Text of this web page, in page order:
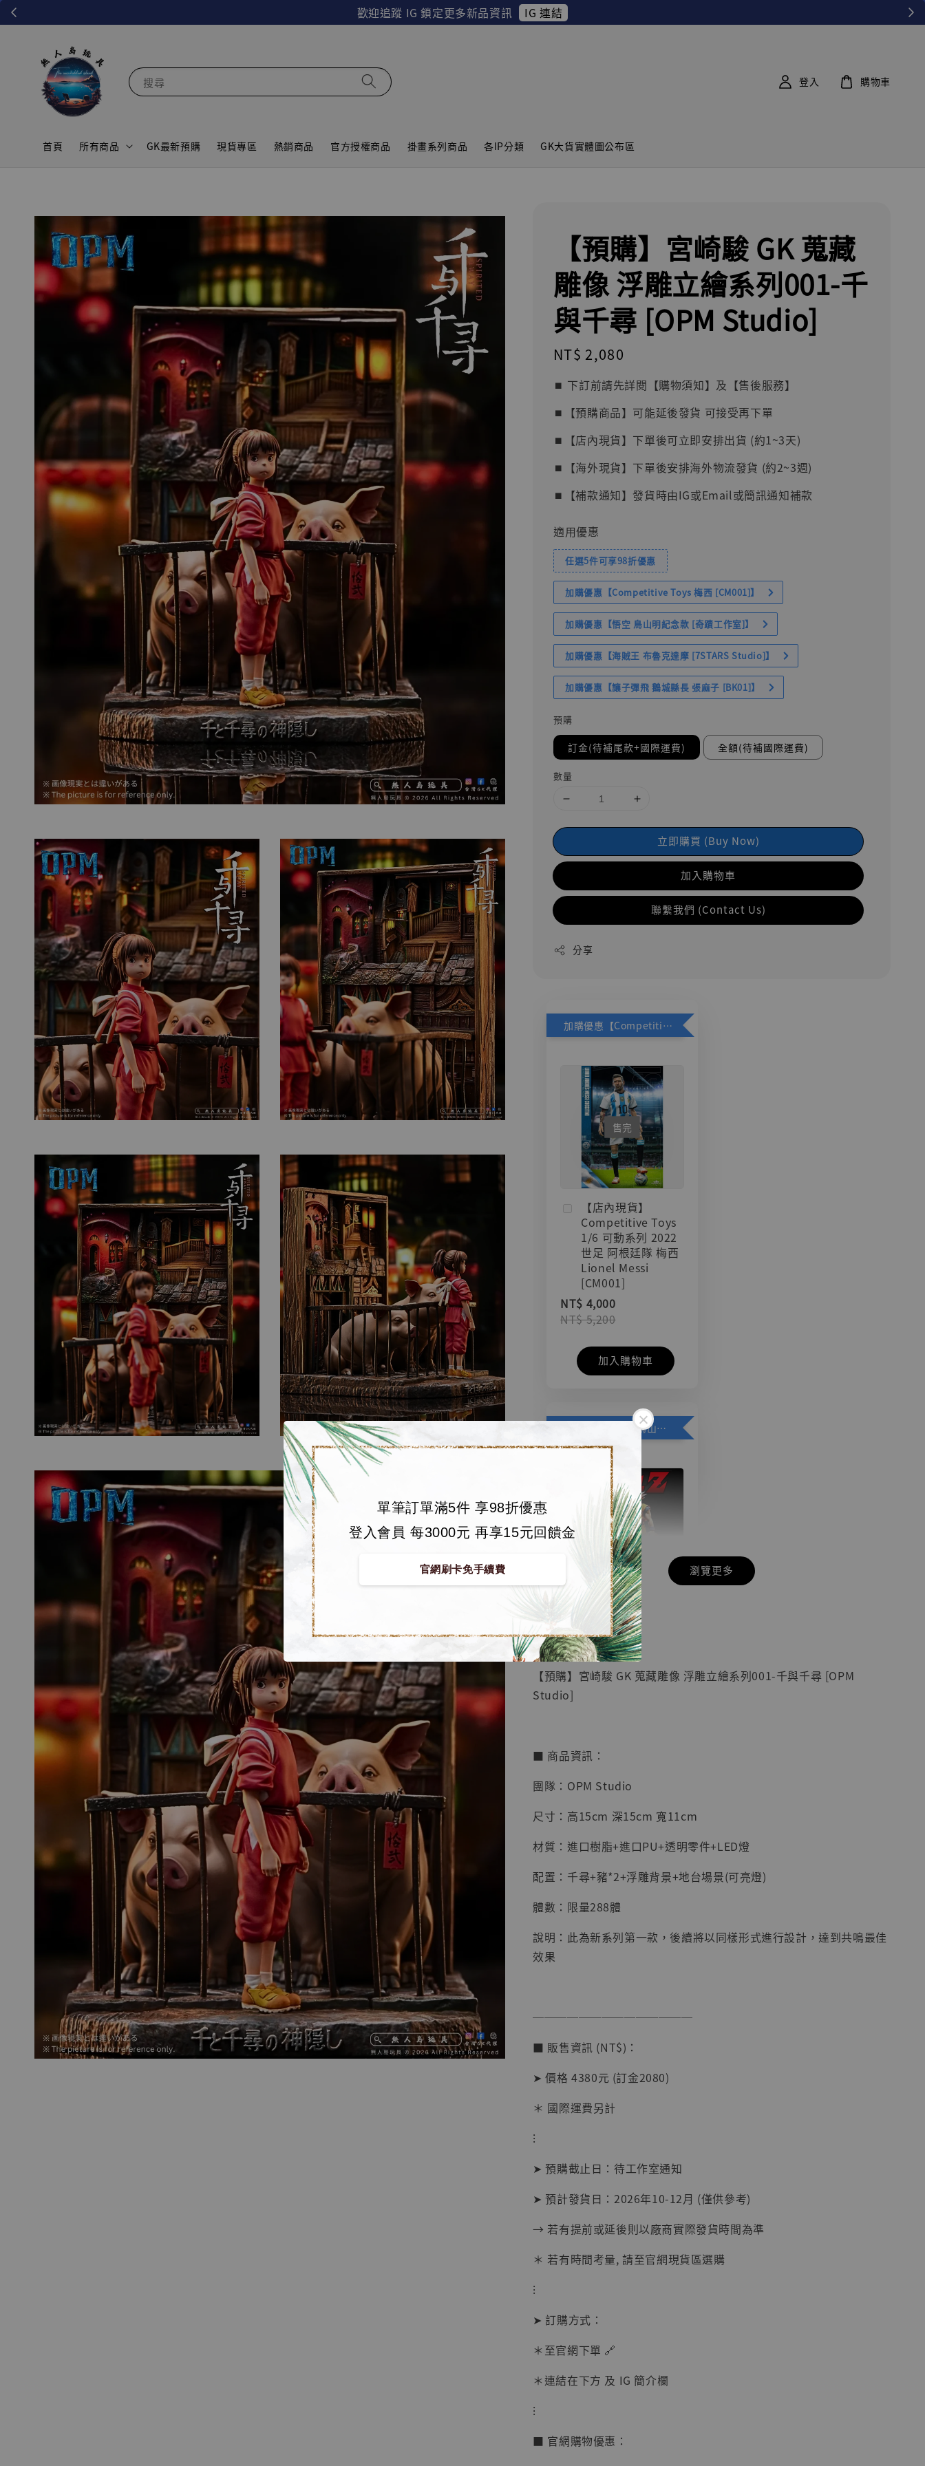
歡迎追蹤 IG 鎖定更多新品資訊 IG 連結
單筆訂單滿5件 享98折優惠
登入會員 每3000元 再享15元回饋金
官網刷卡免手續費
搜尋
首頁 所有商品 GK最新預購 現貨專區 熱銷商品 官方授權商品 掛畫系列商品 各IP分類 GK大貨實體圖公布區
登入 購物車
【預購】宮崎駿 GK 蒐藏
雕像 浮雕立繪系列001-千
與千尋 [OPM Studio]
Regular
price
NT$ 2,080
⏹︎ 下訂前請先詳閱【購物須知】及【售後服務】
⏹︎【預購商品】可能延後發貨 可接受再下單
⏹︎【店內現貨】下單後可立即安排出貨 (約1~3天)
⏹︎【海外現貨】下單後安排海外物流發貨 (約2~3週)
⏹︎【補款通知】發貨時由IG或Email或簡訊通知補款
適用優惠
任選5件可享98折優惠
加購優惠【Competitive Toys 梅西 [CM001]】
加購優惠【悟空 鳥山明紀念款 [奇蹟工作室]】
加購優惠【海賊王 布魯克達摩 [7STARS Studio]】
加購優惠【讓子彈飛 鵝城縣長 張麻子 [BK01]】
預購
訂金(待補尾款+國際運費) 全額(待補國際運費)
數量
立即購買 (Buy Now)
加入購物車
聯繫我們 (Contact Us)
分享
加購優惠【Competitive Toys 梅西 [CM001]】
售完
【店內現貨】
Competitive Toys
1/6 可動系列 2022
世足 阿根廷隊 梅西
Lionel Messi
[CM001]
NT$ 4,000
NT$ 5,200
加入購物車
加購優惠【悟空 鳥山明紀念款 [奇蹟工作室]】
【店內現貨】七龍珠
系列蒐藏雕像 悟空
鳥山明紀念款 [奇蹟
工作室]
NT$ 4,280
NT$ 5,580
- +
克達摩 [7STARS
NT$ 1,500
NT$ 1,870
加入購物車
BJSTUDIO 1/6系列
瀏覽更多
🏝【無人島玩具】
【預購】宮崎駿 GK 蒐藏雕像 浮雕立繪系列001-千與千尋 [OPM
Studio]
■ 商品資訊：
團隊：OPM Studio
尺寸：高15cm 深15cm 寬11cm
材質：進口樹脂+進口PU+透明零件+LED燈
配置：千尋+豬*2+浮雕背景+地台場景(可亮燈)
體數：限量288體
說明：此為新系列第一款，後續將以同樣形式進行設計，達到共鳴最佳
效果
──────────────
■ 販售資訊 (NT$)：
➤ 價格 4380元 (訂金2080)
＊ 國際運費另計
⁝
➤ 預購截止日：待工作室通知
➤ 預計發貨日：2026年10-12月 (僅供參考)
→ 若有提前或延後則以廠商實際發貨時間為準
＊ 若有時間考量, 請至官網現貨區選購
⁝
➤ 訂購方式：
＊至官網下單 🔗
＊連結在下方 及 IG 簡介欄
⁝
■ 官網購物優惠：